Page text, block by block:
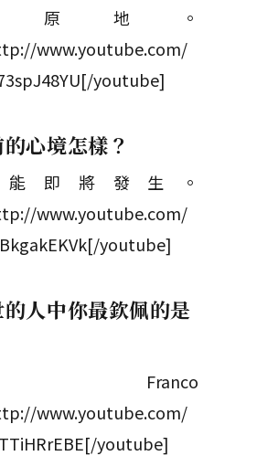
原地。
www.youtube.com/
youtube]
心境怎樣？
即將發生。
www.youtube.com/
youtube]
人中你最欽佩的是
Franco
www.youtube.com/
youtube]